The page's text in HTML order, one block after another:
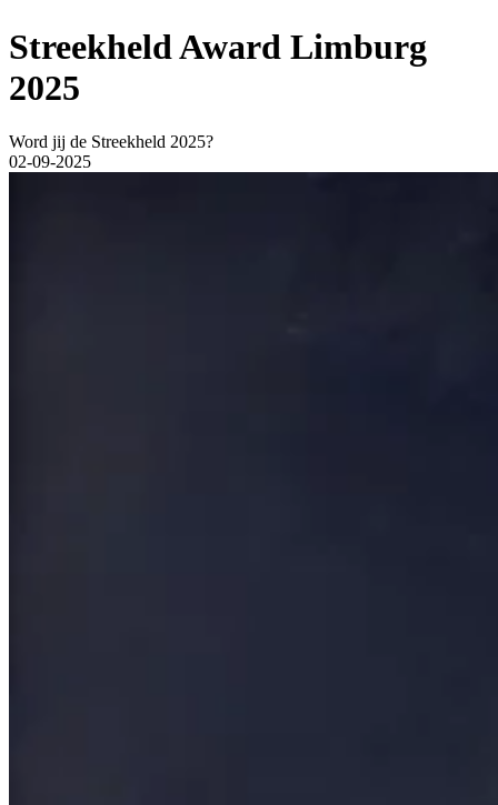
Streekheld Award Limburg
2025
Word jij de Streekheld 2025?
02-09-2025